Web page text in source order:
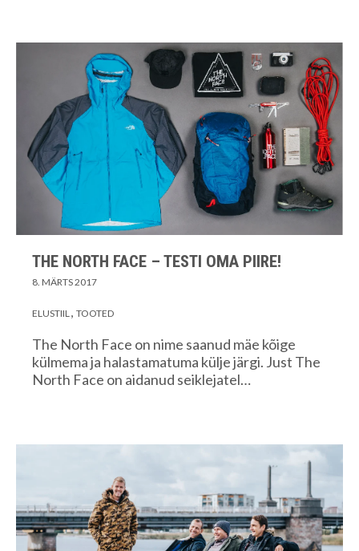
THE NORTH FACE – TESTI OMA PIIRE!
8. MÄRTS 2017
ELUSTIIL TOOTED
The North Face on nime saanud mäe kõige
külmema ja halastamatuma külje järgi. Just The
North Face on aidanud seiklejatel…